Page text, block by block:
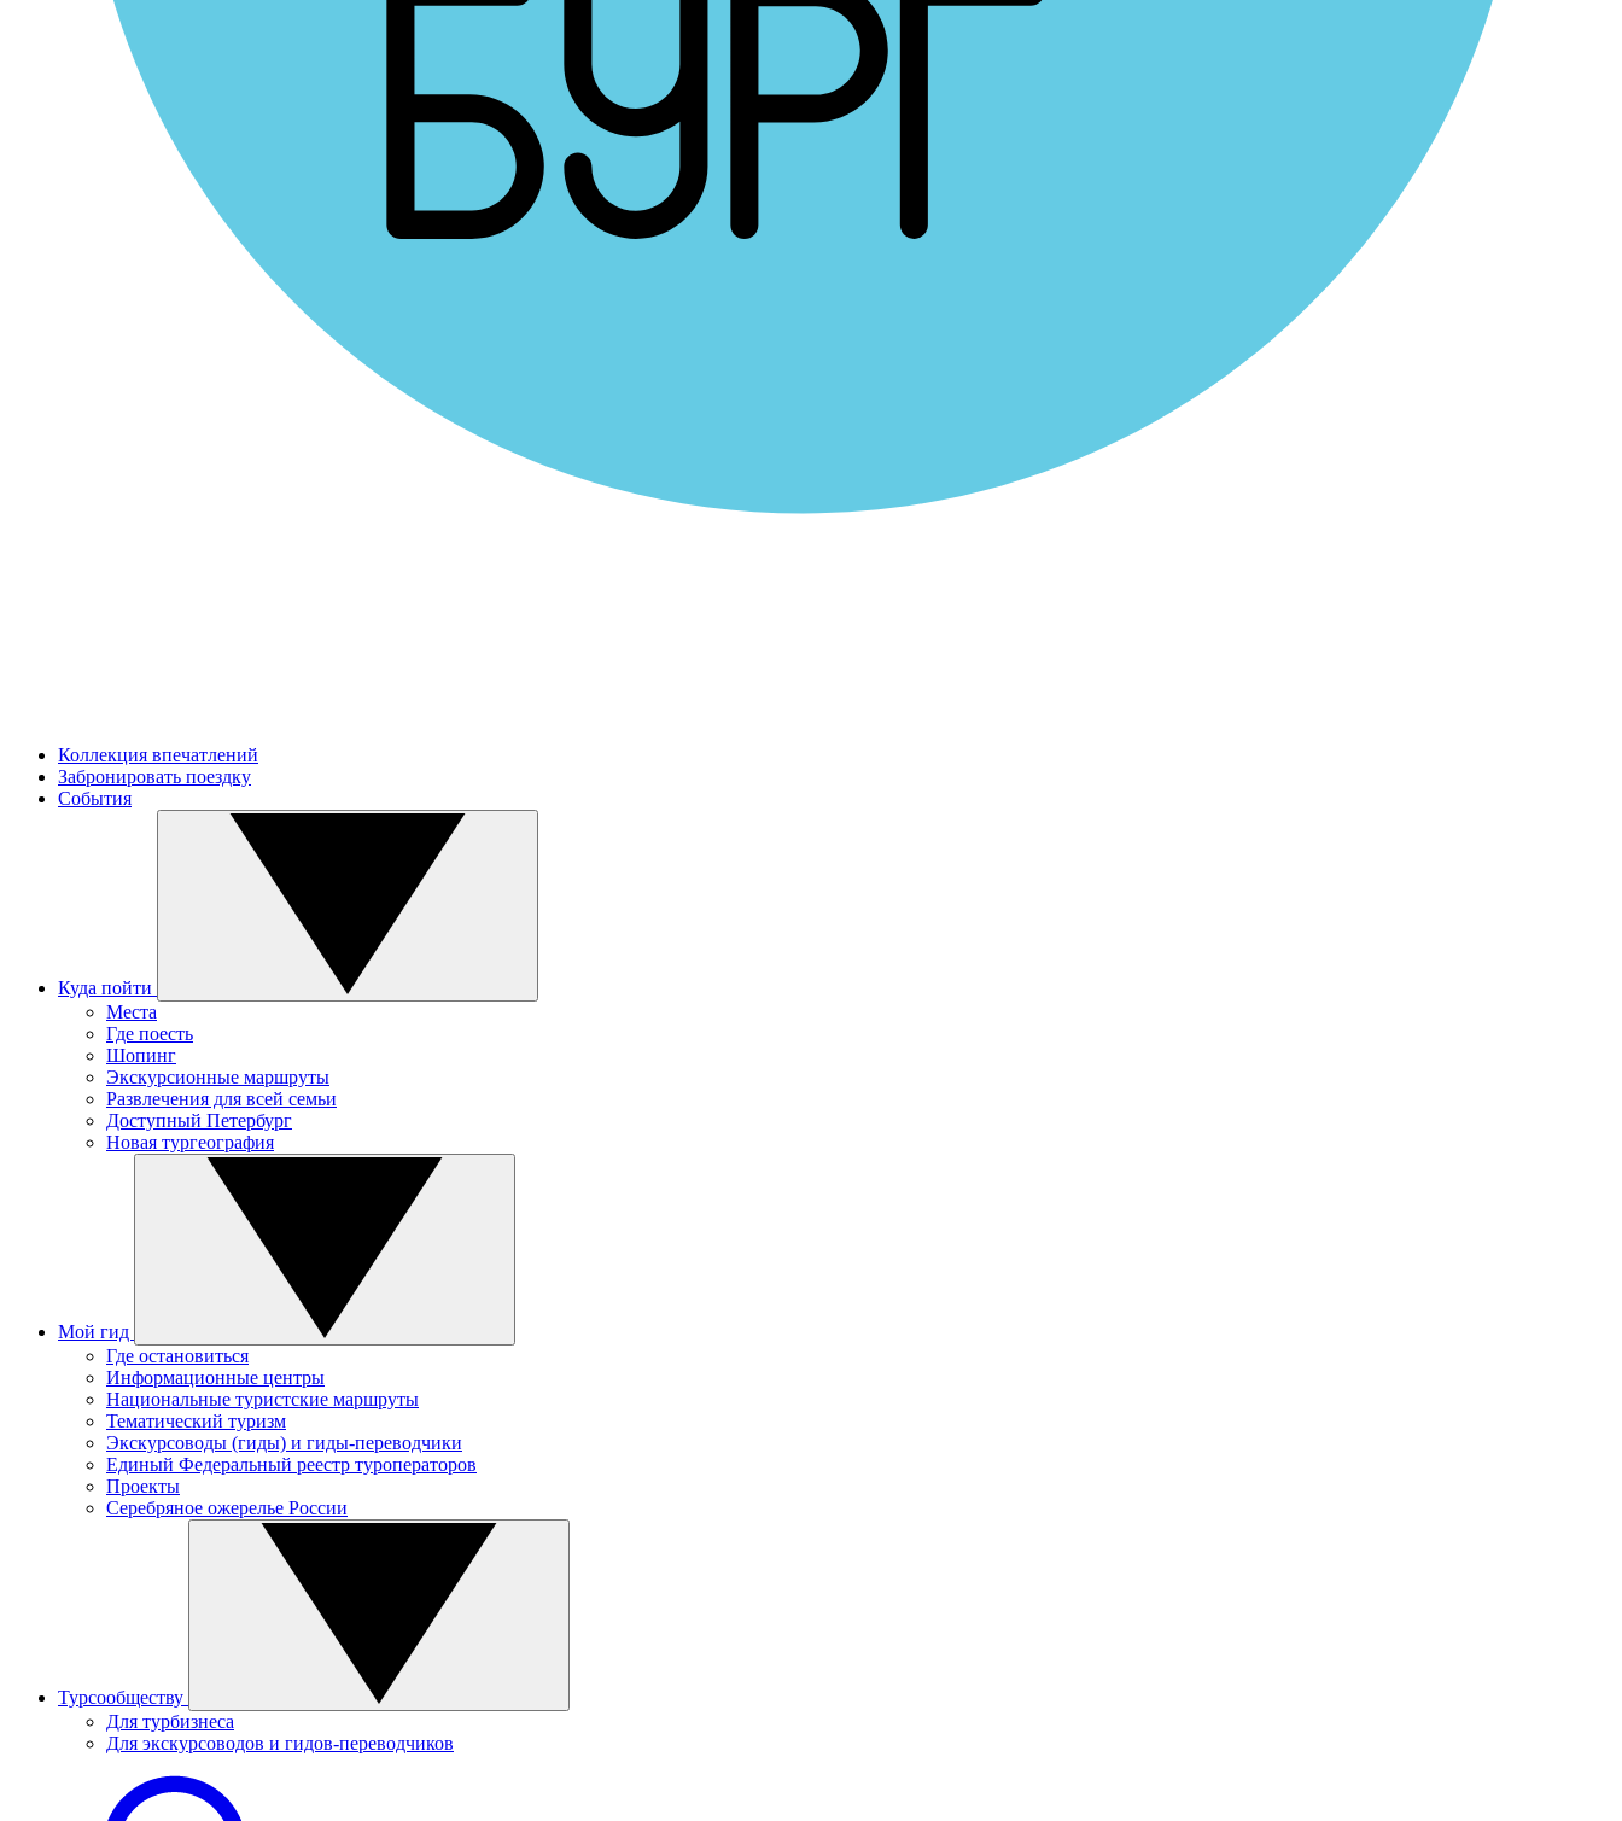
Коллекция впечатлений
Забронировать поездку
События
Куда пойти
Места
Где поесть
Шопинг
Экскурсионные маршруты
Развлечения для всей семьи
Доступный Петербург
Новая тургеография
Мой гид
Где остановиться
Информационные центры
Национальные туристские маршруты
Тематический туризм
Экскурсоводы (гиды) и гиды-переводчики
Единый Федеральный реестр туроператоров
Проекты
Серебряное ожерелье России
Турсообществу
Для турбизнеса
Для экскурсоводов и гидов-переводчиков